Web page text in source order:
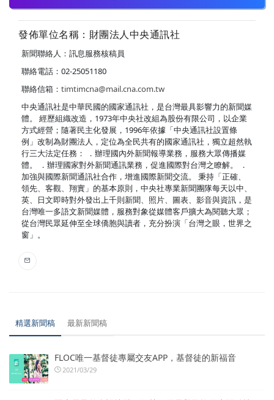
發佈單位名稱：財團法人中央通訊社
新聞聯絡人：訊息服務核稿員
聯絡電話：02-25051180
聯絡信箱： timtimcna@mail.cna.com.tw
中央通訊社是中華民國的國家通訊社，是台灣最具影響力的新聞媒
體。 經歷組織改造，1973年中央社改組為股份有限公司，以企業
方式經營；隨著民主化發展，1996年依據「中央通訊社設置條
例」改制為財團法人，定位為全民共有的國家通訊社，獨立超然執
行三大法定任務： ．辦理國內外新聞報導業務，服務大眾傳播媒
體。 ．辦理國家對外新聞通訊業務，促進國際對台灣之瞭解。 ．
加強與國際新聞通訊社合作，增進國際新聞交流。 秉持「正確、
領先、客觀、翔實」的基本原則，中央社專業新聞團隊每天以中、
英、日文即時對外發出上千則新聞、照片、圖表、影音與資訊，是
台灣唯一多語文新聞媒體，服務對象從媒體客戶擴大為閱聽大眾；
從台灣民眾延伸至全球僑胞與讀者，充分扮演「台灣之眼，世界之
窗」。
精選新聞稿 最新新聞稿
FLOC唯一基督徒專屬交友APP，基督徒的新福音
2021/03/29